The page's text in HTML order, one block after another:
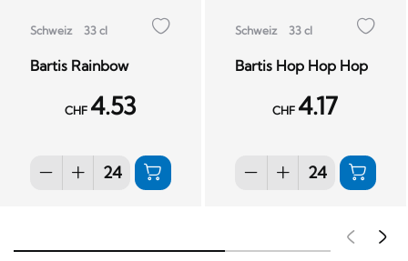
Schweiz 33 cl
Bartis Rainbow
CHF 4.53
Schweiz 33 cl
Bartis Hop Hop Hop
CHF 4.17